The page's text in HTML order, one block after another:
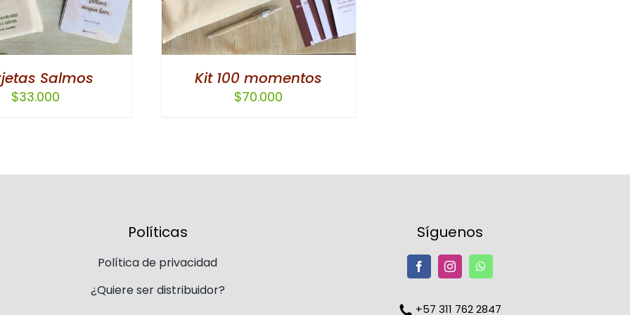
Salmos
$33.000
Kit 100 momentos
$70.000
Políticas
Política de privacidad
¿Quiere ser distribuidor?
Síguenos
+57 311 762 2847